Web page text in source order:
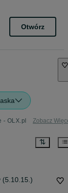
Otwórz
OLX.pl Zobacz
(5.10.15.)